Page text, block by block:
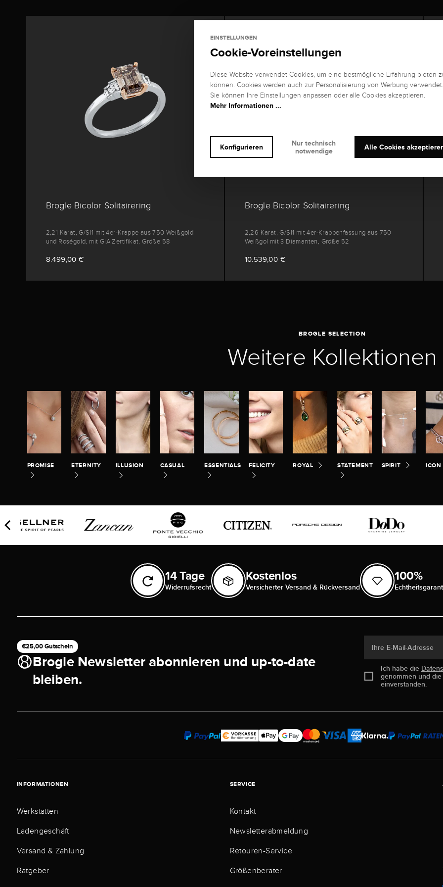
Brogle Bicolor Solitairering
2,21 Karat, G/SI1 mit 4er-Krappe aus 750 Weißgold
und Roségold, mit GIA Zertifikat, Größe 58
8.499,00 €
Brogle Bicolor Solitairering
2,26 Karat, G/SI1 mit 4er-Krappenfassung aus 750
Weißgol mit 3 Diamanten, Größe 52
10.539,00 €
BROGLE SELECTION
Weitere Kollektionen
PROMISE ETERNITY ILLUSION CASUAL ESSENTIALS FELICITY ROYAL STATEMENT SPIRIT ICON
14 Tage
Widerrufsrecht
Kostenlos
Versicherter Versand & Rückversand
100%
€25,00 Gutschein
Brogle Newsletter abonnieren und up-to-date
bleiben.
Ihre E-Mail-Adresse
Ich habe die
genommen und die
einverstanden.
INFORMATIONEN
Werkstätten
Ladengeschäft
Versand & Zahlung
Ratgeber
SERVICE
Kontakt
Newsletterabmeldung
Retouren-Service
Größenberater
EINSTELLUNGEN
Cookie-Voreinstellungen
Diese Website verwendet Cookies, um eine bestmögliche Erfahrung bieten
können. Cookies werden auch zur Personalisierung von Werbung verwendet.
Sie können Ihre Einstellungen anpassen oder alle Cookies akzeptieren.
Mehr Informationen ...
Alle Cookies
Konfigurieren
Nur technisch
notwendige